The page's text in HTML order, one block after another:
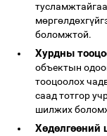
боломжтой.
Хурдны
объектын
тооцоолох
саад тотгор
шилжих
Хөдөлгөөний